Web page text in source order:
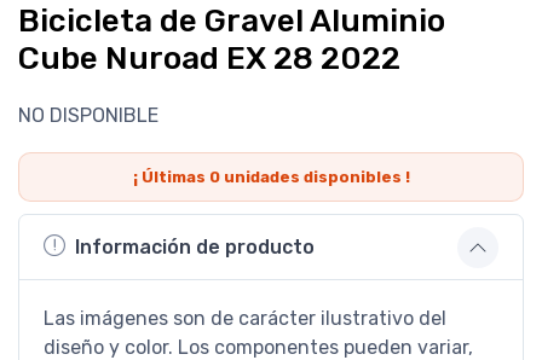
Bicicleta de Gravel Aluminio
Cube Nuroad EX 28 2022
NO DISPONIBLE
¡ Últimas 0unidades disponibles !
Información de producto
Las imágenes son de carácter ilustrativo del
diseño y color. Los componentes pueden variar,